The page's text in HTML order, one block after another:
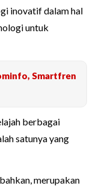
inovatif dalam hal
untuk
Smartfren
berbagai
satunya yang
merupakan